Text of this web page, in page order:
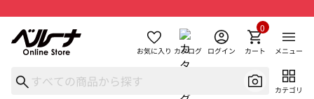
お気に入り カタログ ログイン カート
0
メニュー
カテゴリ